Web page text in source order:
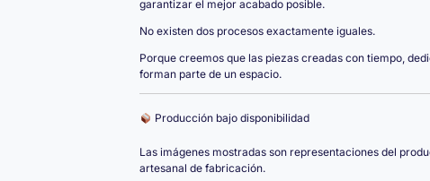
garantizar el mejor acabado posible.
No existen dos procesos exactamente iguales.
Porque creemos que las piezas creadas con tiempo,
forman parte de un espacio.
Producción bajo disponibilidad
Las imágenes mostradas son representaciones del
artesanal de fabricación.